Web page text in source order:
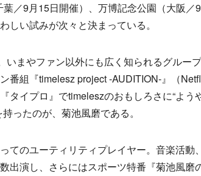
／9月15日開催）、万博記念公園（大阪／
しい試みが次々と決まっている。
まやファン以外にも広く知られるグルー
番組『timelesz project -AUDITION-』（
タイプロ』でtimeleszのおもしろさに“よう
ったのが、菊池風磨である。
てのユーティリティプレイヤー。音楽活動
出演し、さらにはスポーツ特番『菊池風磨